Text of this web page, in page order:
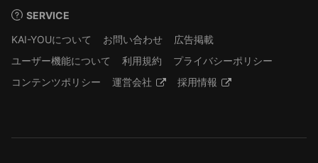
SERVICE
KAI-YOUについて
お問い合わせ
広告掲載
ユーザー機能について
利用規約
プライバシーポリシー
コンテンツポリシー
運営会社 採用情報